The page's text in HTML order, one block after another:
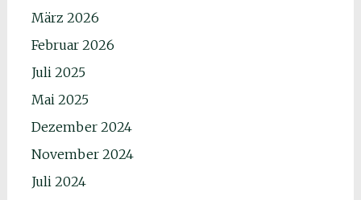
März 2026
Februar 2026
Juli 2025
Mai 2025
Dezember 2024
November 2024
Juli 2024